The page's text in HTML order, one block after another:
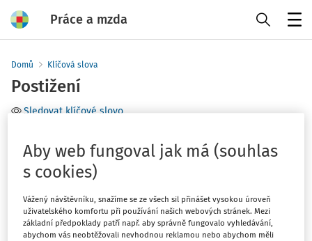
Práce a mzda
Domů Klíčová slova
Postižení
Sledovat klíčové slovo
Filtr
Počet vyhledaných dokumentů:0
Aby web fungoval jak má (souhlas
s cookies)
Vážený návštěvníku, snažíme se ze všech sil přinášet vysokou úroveň
uživatelského komfortu při používání našich webových stránek. Mezi
základní předpoklady patří např. aby správně fungovalo vyhledávání,
abychom vás neobtěžovali nevhodnou reklamou nebo abychom měli